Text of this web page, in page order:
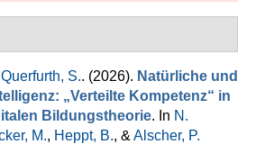
S.. (2026). Natürliche und
„Verteilte Kompetenz“ in
Bildungstheorie. In N.
M., Heppt, B., & Alscher, P.